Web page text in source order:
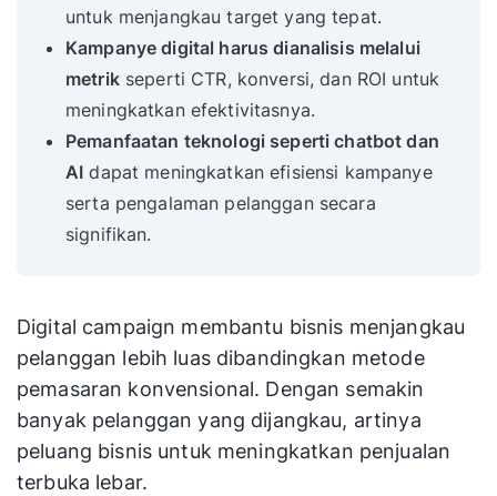
untuk menjangkau target yang tepat.
Kampanye digital harus dianalisis melalui
metrikseperti CTR, konversi, dan ROI untuk
meningkatkan efektivitasnya.
Pemanfaatan teknologi seperti chatbot dan
AI dapat meningkatkan efisiensi kampanye
serta pengalaman pelanggan secara
signifikan.
Digital campaign membantu bisnis menjangkau
pelanggan lebih luas dibandingkan metode
pemasaran konvensional. Dengan semakin
banyak pelanggan yang dijangkau, artinya
peluang bisnis untuk meningkatkan penjualan
terbuka lebar.